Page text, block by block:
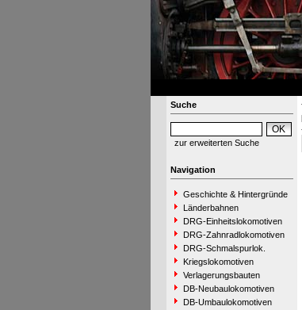
Suche
zur erweiterten Suche
Navigation
Geschichte & Hintergründe
Länderbahnen
DRG-Einheitslokomotiven
DRG-Zahnradlokomotiven
DRG-Schmalspurlok.
Kriegslokomotiven
Verlagerungsbauten
DB-Neubaulokomotiven
DB-Umbaulokomotiven